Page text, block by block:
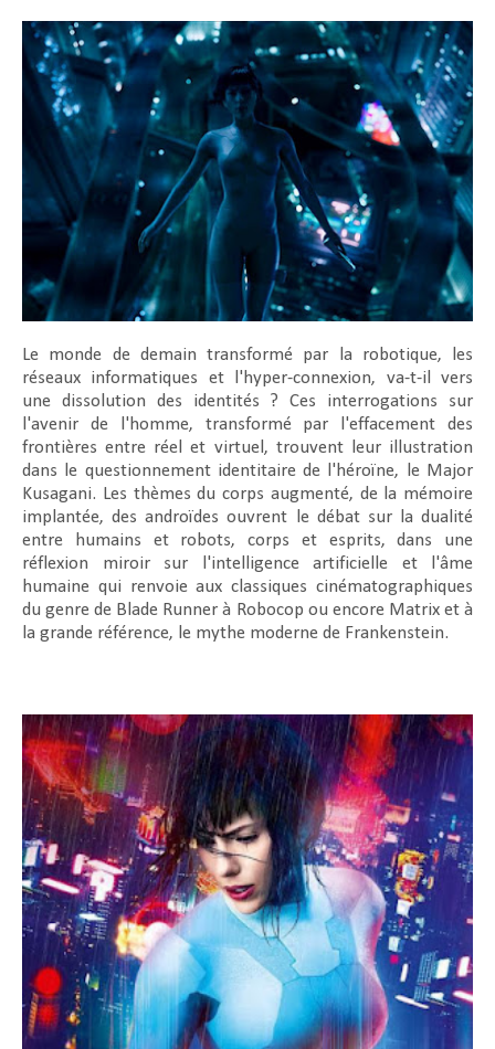
Le monde de demain transformé par la robotique, les
réseaux informatiques et l'hyper-connexion, va-t-il vers
une dissolution des identités ? Ces interrogations sur
l'avenir de l'homme, transformé par l'effacement des
frontières entre réel et virtuel, trouvent leur illustration
dans le questionnement identitaire de l'héroïne, le Major
Kusagani. Les thèmes du corps augmenté, de la mémoire
implantée, des androïdes ouvrent le débat sur la dualité
entre humains et robots, corps et esprits, dans une
réflexion miroir sur l'intelligence artificielle et l'âme
humaine qui renvoie aux classiques cinématographiques
du genre de Blade Runner à Robocop ou encore Matrixet à
la grande référence, le mythe moderne de Frankenstein.